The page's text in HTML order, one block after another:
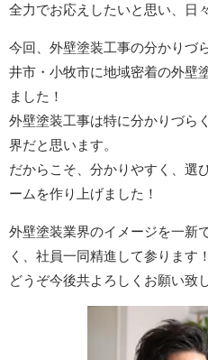
全力でお応えしたいと思い、日
今回、外壁塗装工事の分かりづ
井市・小牧市に地域密着の外壁
ました！
外壁塗装工事は特に分かりづら
界だと思います。
だからこそ、分かりやすく、選
ームを作り上げました！
外壁塗装業界のイメージを一新
く、社員一同精進して参ります！
どうぞ今後共よろしくお願い致